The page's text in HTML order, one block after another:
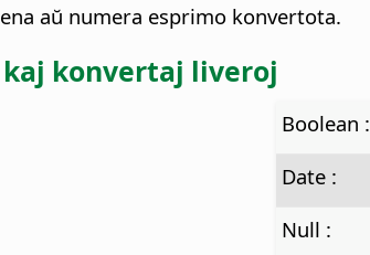
aŭ numera esprimo konvertota.
konvertaj liveroj
Boolean :
Date :
Null :